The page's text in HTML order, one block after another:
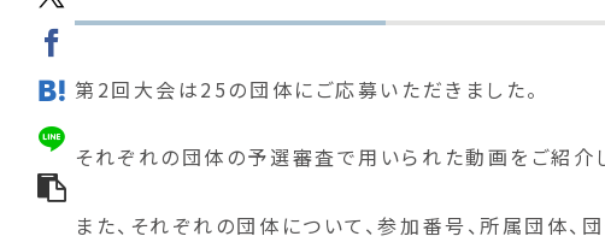
第2回大会は25の団体にご応募いただきました。
それぞれの団体の予選審査で用いられた動画をご紹介
また、それぞれの団体について、参加番号、所属団体、